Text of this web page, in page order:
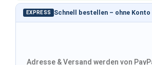
EXPRESS Schnell bestellen – ohne Konto
Adresse & Versand werden von